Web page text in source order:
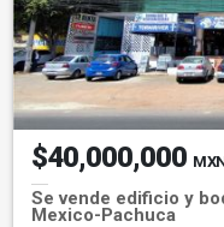
$40,000,000
Se vende edificio y
Mexico-Pachuca